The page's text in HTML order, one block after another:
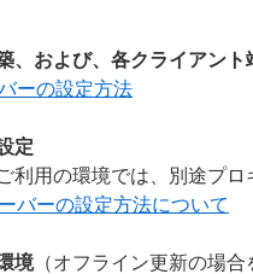
、および、各クライアン
ーの設定方法
定
利用の環境では、別途プ
バーの設定方法について
境（オフライン更新の場合